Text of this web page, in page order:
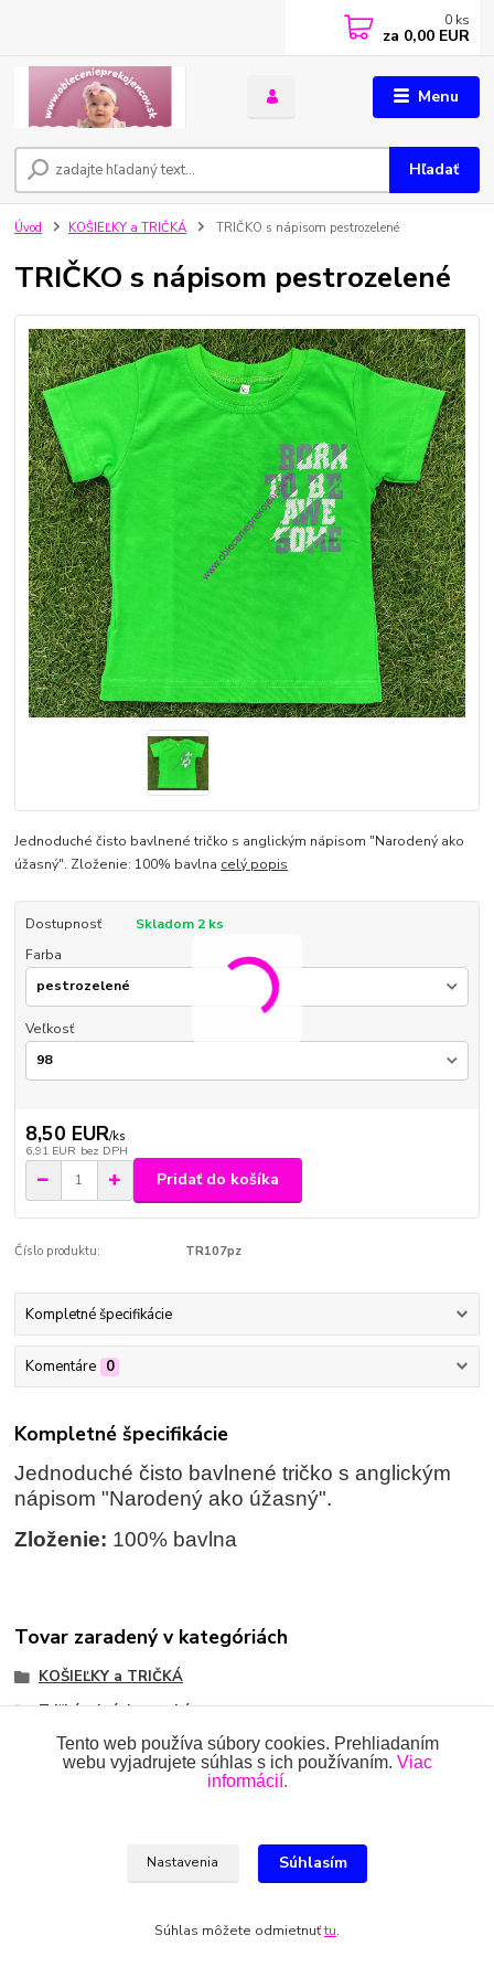
Menu
Hľadať
0 ks
za 0,00 EUR
Úvod KOŠIEĽKY a TRIČKÁ TRIČKO s nápisom pestrozelené
TRIČKO s nápisom pestrozelené
Jednoduché čisto bavlnené tričko s anglickým nápisom "Narodený ako
úžasný". Zloženie: 100% bavlna celý popis
Dostupnosť
Skladom 2 ks
Farba
Veľkosť
8,50 EUR/ks
6,91 EUR bez DPH
Pridať do košíka
Číslo produktu: TR107pz
Kompletné špecifikácie
Komentáre 0
Kompletné špecifikácie
Jednoduché čisto bavlnené tričko s anglickým
nápisom "Narodený ako úžasný".
Zloženie: 100% bavlna
Tovar zaradený v kategóriách
KOŠIEĽKY a TRIČKÁ
Tričká s krátkym rukávom
Ing.Miroslava Dvorščáková, Kružlová 110, 090 02 Kružlová,
Tento web používa súbory cookies. Prehliadaním
webu vyjadrujete súhlas s ich používaním. Viac
informácií.
Nastavenia Súhlasím
Súhlas môžete odmietnuťtu.